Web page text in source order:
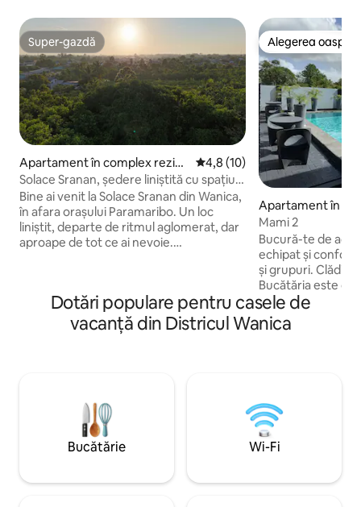
Super-gazdă
Super-gazdă
Apartament în complex rezide
nțial în Wanica
Scor mediu de 4,8 din 5, 10
4,8 (10)
Solace Sranan, ședere liniștită cu spațiu
de lucru
Bine ai venit la Solace Sranan din Wanica,
în afara orașului Paramaribo. Un loc
liniștit, departe de ritmul aglomerat, dar
aproape de tot ce ai nevoie.
funcționează și ca spațiu de lucru, cu Wi-
Fi rapid și o imprimantă la cerere. Un
pătuț pentru copii cu plasă de țânțari
pentru o vacanță de lucru sau pentru
câteva zile într-un ritm mai lent.
Alegerea
Alegerea
Apartament în
Mami 2
Bucură-te de
echipat și
și grupuri.
Bucătăria este
ustensile, cuptor
electric, friteuză
bază. Mașină de
comună (9
dată pe
mașină + 2 locuri
Confort și
Dotări populare pentru casele de
vacanță din Districul Wanica
Bucătărie Wi-Fi